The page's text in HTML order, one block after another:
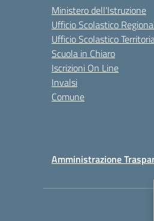
Ministero dell'Istruzione
Ufficio Scolastico
Ufficio Scolastico
Scuola in Chiaro
Iscrizioni On Line
Invalsi
Comune
Amministrazione